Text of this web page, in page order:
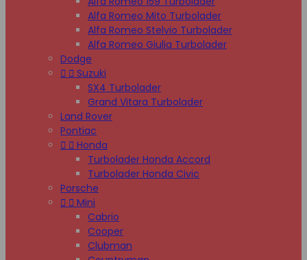
Alfa Romeo Mito Turbolader
Alfa Romeo Stelvio Turbolader
Alfa Romeo Giulia Turbolader
Dodge
  Suzuki
SX4 Turbolader
Grand Vitara Turbolader
Land Rover
Pontiac
  Honda
Turbolader Honda Accord
Turbolader Honda Civic
Porsche
  Mini
Cabrio
Cooper
Clubman